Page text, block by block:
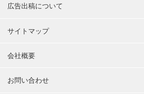
広告出稿について
サイトマップ
会社概要
お問い合わせ